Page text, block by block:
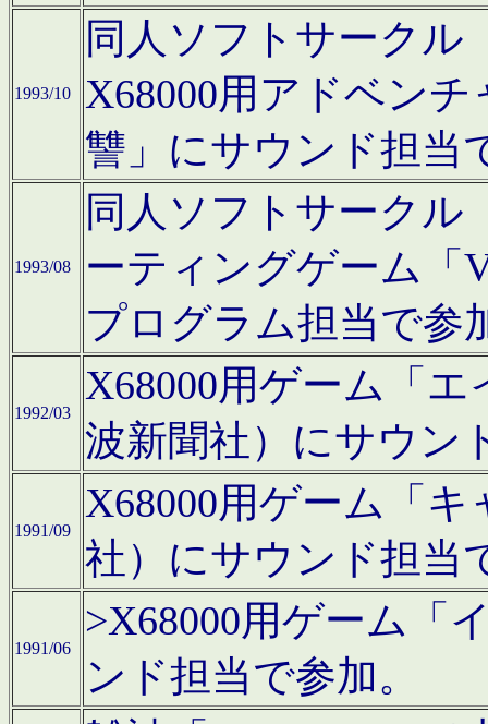
1993/10
同人ソフトサークル
X68000用アドベン
讐」にサウンド担当
1993/08
同人ソフトサークル
ーティングゲーム「
プログラム担当で参
1992/03
X68000用ゲーム「
波新聞社）にサウン
1991/09
X68000用ゲーム「
社）にサウンド担当
1991/06
>X68000用ゲーム「
ンド担当で参加。